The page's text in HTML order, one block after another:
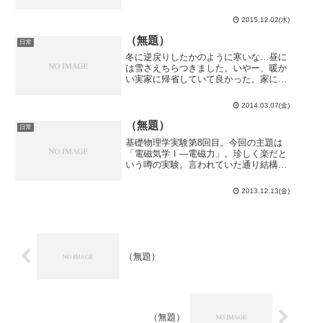
すが、連続してしまったのはあくまで偶
然です。どちらかというと、昨日はノリ
で行った感が割と…今日も...
2015.12.02(水)
日常 （無題）
冬に逆戻りしたかのように寒いな…昼に
は雪さえちらつきました。いやー、暖か
い実家に帰省していて良かった。家にあ
と前にも故障していた気が…ブラウザが
立ち上がらない、電源を落とそうとする
とフリーズする等々。パ...
2014.03.07(金)
日常 （無題）
基礎物理学実験第8回目。今回の主題は
「電磁気学Ⅰ―電磁力」。珍しく楽だと
いう噂の実験。言われていた通り結構楽
ンツ力の測定で1回目は思ったような結果
が出ず、再測定を行ってタイムロスした
2013.12.13(金)
（無題）
（無題）